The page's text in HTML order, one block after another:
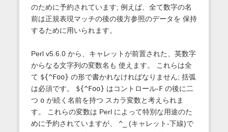
のために予約されています; 例えば、全て数字の名
前は正規表現マッチの後の後方参照のデータを 保持
するために用いられます。
Perl v5.6.0 から、キャレットが前置された、英数字
からなる文字列の変数名も 使えます。 これらは全
て ${^Foo} の形で書かれなければなりません; 括弧
は必須です。 ${^Foo} はコントロール-Fの後に二
つ oが続く名前を持つ スカラ変数と考えられま
す。 これらの変数は Perl によって特別な用途のた
めに予約されていますが、 ^_
(キャレット-下線)で